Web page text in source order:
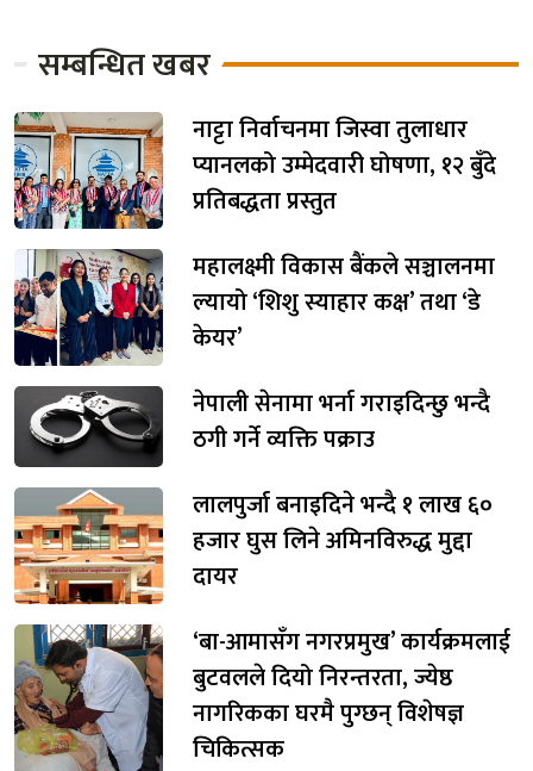
सम्बन्धित खबर
नाट्टा निर्वाचनमा जिस्वा तुलाधार
प्यानलको उम्मेदवारी घोषणा, १२ बुँदे
प्रतिबद्धता प्रस्तुत
महालक्ष्मी विकास बैंकले सञ्चालनमा
ल्यायो ‘शिशु स्याहार कक्ष’ तथा ‘डे
केयर’
नेपाली सेनामा भर्ना गराइदिन्छु भन्दै
ठगी गर्ने व्यक्ति पक्राउ
लालपुर्जा बनाइदिने भन्दै १ लाख ६०
हजार घुस लिने अमिनविरुद्ध मुद्दा
दायर
‘बा-आमासँग नगरप्रमुख’ कार्यक्रमलाई
बुटवलले दियो निरन्तरता, ज्येष्ठ
नागरिकका घरमै पुग्छन् विशेषज्ञ
चिकित्सक